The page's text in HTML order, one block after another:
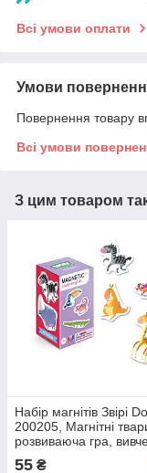
Всі умови оплати
Умови
Повернення товару
Всі умови
З цим товаром
Набір магнітів Звірі
200205, Магнітні
розвиваюча гра,
55 ₴